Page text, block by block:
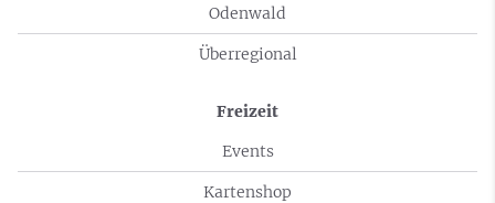
Odenwald
Überregional
Freizeit
Events
Kartenshop